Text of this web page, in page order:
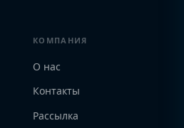
КОМПАНИЯ
О нас
Контакты
Рассылка